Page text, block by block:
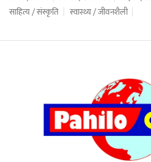
साहित्य / संस्कृति
स्वास्थ्य / जीवनशैली